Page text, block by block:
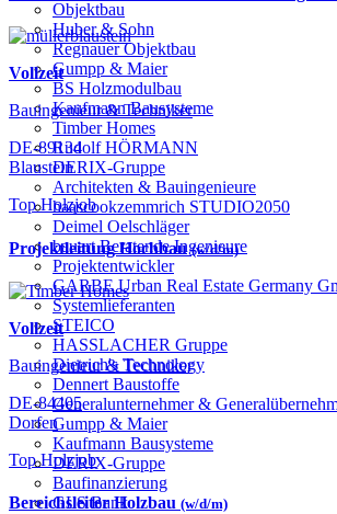
Objektbau
Huber & Sohn
Regnauer Objektbau
Gumpp & Maier
BS Holzmodulbau
Kaufmann Bausysteme
Timber Homes
Rudolf HÖRMANN
DERIX-Gruppe
Architekten & Bauingenieure
haascookzemmrich STUDIO2050
Deimel Oelschläger
bauart Beratende Ingenieure
Projektentwickler
GARBE Urban Real Estate Germany
Systemlieferanten
STEICO
HASSLACHER Gruppe
Dietrich's Technology
Dennert Baustoffe
Generalunternehmer &
Gumpp & Maier
Kaufmann Bausysteme
DERIX-Gruppe
Baufinanzierung
GLS Bank
Vollzeit
Bauingenieur & Techniker
DE-89134
Blaustein
Top Holzjob
Projektleitung Hochbau(w/d/m)
Vollzeit
Bauingenieur & Techniker
DE-84405
Dorfen
Top Holzjob
Bereichsleiter Holzbau (w/d/m)